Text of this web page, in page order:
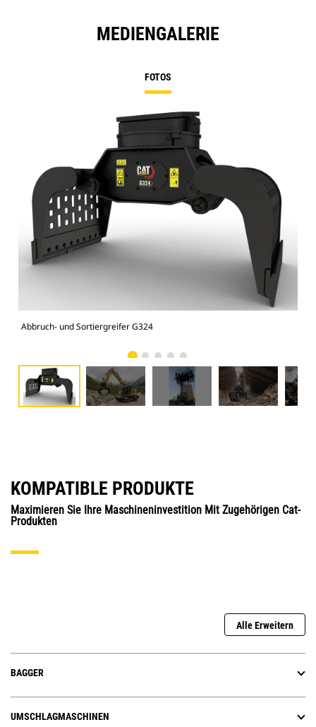
MEDIENGALERIE
FOTOS
Abbruch- und Sortiergreifer G324
KOMPATIBLE PRODUKTE
Maximieren Sie Ihre Maschineninvestition Mit Zugehörigen Cat-
Produkten
Alle Erweitern
BAGGER
UMSCHLAGMASCHINEN